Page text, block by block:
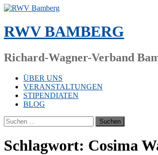
Zum
springen
RWV BAMBERG
Richard-Wagner-Verband
ÜBER UNS
VERANSTALTUNGEN
STIPENDIATEN
BLOG
Suchen
nach:
Schlagwort: Cosima